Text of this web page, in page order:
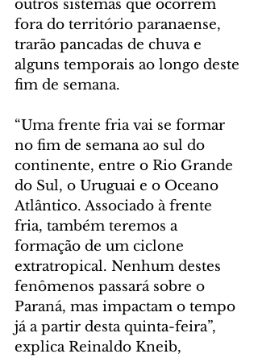
outros sistemas que ocorrem
fora do território paranaense,
trarão pancadas de chuva e
alguns temporais ao longo deste
fim de semana.
“Uma frente fria vai se formar
no fim de semana ao sul do
continente, entre o Rio Grande
do Sul, o Uruguai e o Oceano
Atlântico. Associado à frente
fria, também teremos a
formação de um ciclone
extratropical. Nenhum destes
fenômenos passará sobre o
Paraná, mas impactam o tempo
já a partir desta quinta-feira”,
explica Reinaldo Kneib,